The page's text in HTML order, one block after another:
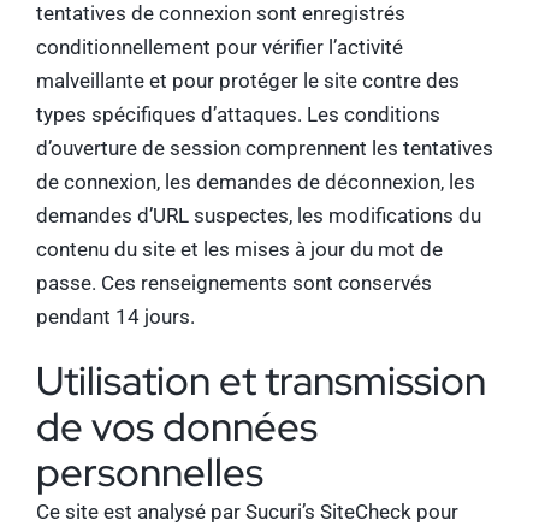
tentatives de connexion sont enregistrés
conditionnellement pour vérifier l’activité
malveillante et pour protéger le site contre des
types spécifiques d’attaques. Les conditions
d’ouverture de session comprennent les tentatives
de connexion, les demandes de déconnexion, les
demandes d’URL suspectes, les modifications du
contenu du site et les mises à jour du mot de
passe. Ces renseignements sont conservés
pendant 14 jours.
Utilisation et transmission
de vos données
personnelles
Ce site est analysé par Sucuri’s SiteCheck pour